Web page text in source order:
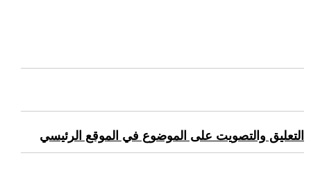
التعليق والتصويت على الموضوع في الموقع الرئيسي